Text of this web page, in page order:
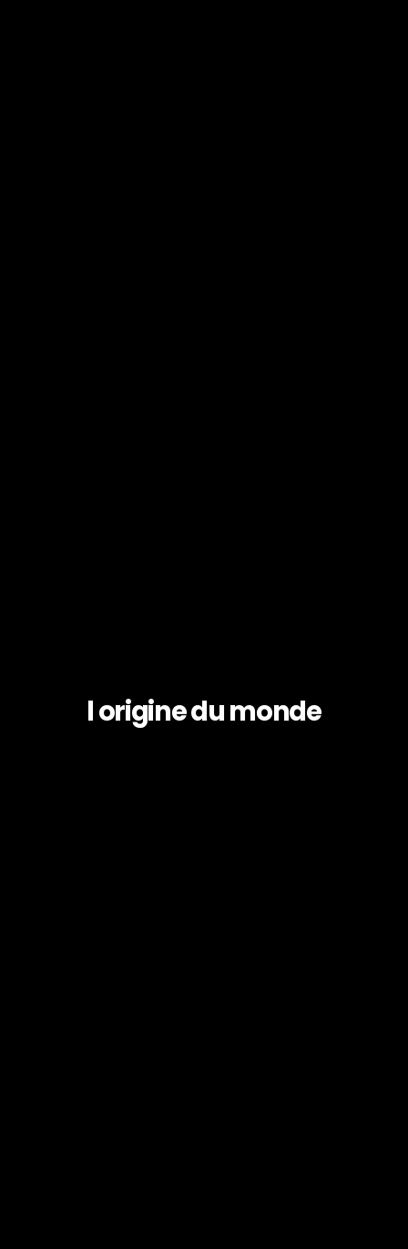
l origine du monde